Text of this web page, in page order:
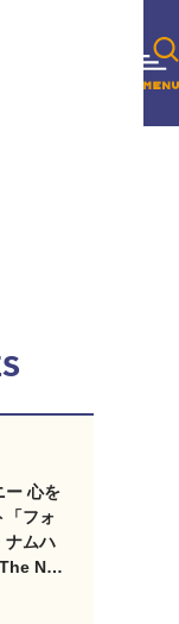
ー 心を
「フォ
ナムハ
Nam